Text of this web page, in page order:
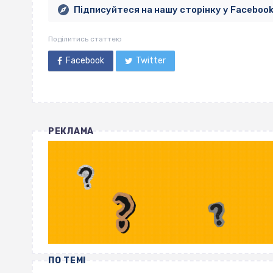
Підписуйтеся на нашу сторінку у Facebook
Поділитись статтею
Facebook Twitter
РЕКЛАМА
ПО ТЕМІ